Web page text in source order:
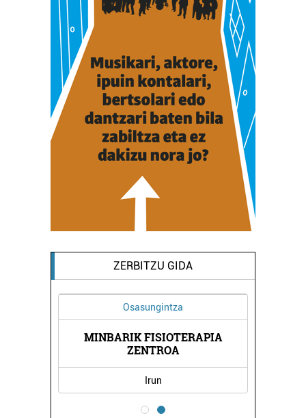
ZERBITZU GIDA
Osasungintza
MINBARIK FISIOTERAPIA
ZENTROA
Irun